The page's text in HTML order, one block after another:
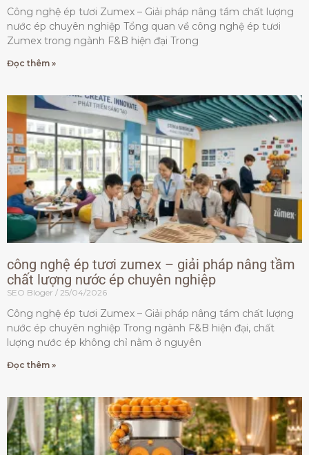
Công nghệ ép tươi Zumex – Giải pháp nâng tầm chất lượng
nước ép chuyên nghiệp Tổng quan về công nghệ ép tươi
Zumex trong ngành F&B hiện đại Trong
Đọc thêm »
công nghệ ép tươi zumex – giải pháp nâng tầm
chất lượng nước ép chuyên nghiệp
SEO Bloger 25/04/2026
Công nghệ ép tươi Zumex – Giải pháp nâng tầm chất lượng
nước ép chuyên nghiệp Trong ngành F&B hiện đại, chất
lượng nước ép không chỉ nằm ở nguyên
Đọc thêm »